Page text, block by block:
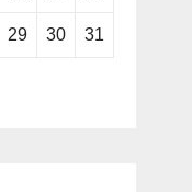
29 30 31